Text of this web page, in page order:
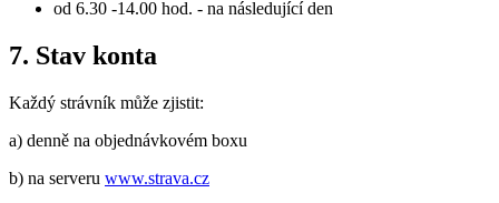
od 6.30 -14.00 hod. - na následující den
7. Stav konta
Každý strávník může zjistit:
a) denně na objednávkovém boxu
b) na serveru www.strava.cz